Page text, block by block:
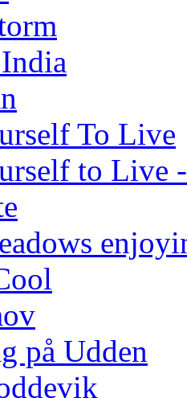
To Live
to Live -
på Udden